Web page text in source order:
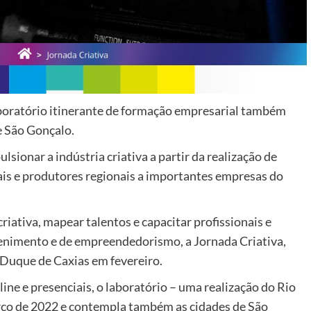
itinerante de formação empresarial também
Gonçalo.
a indústria criativa a partir da realização de
e produtores regionais a importantes empresas do
mapear talentos e capacitar profissionais e
e de empreendedorismo, a Jornada Criativa,
de Caxias em fevereiro.
e presenciais, o laboratório – uma realização do Rio
de 2022 e contempla também as cidades de São